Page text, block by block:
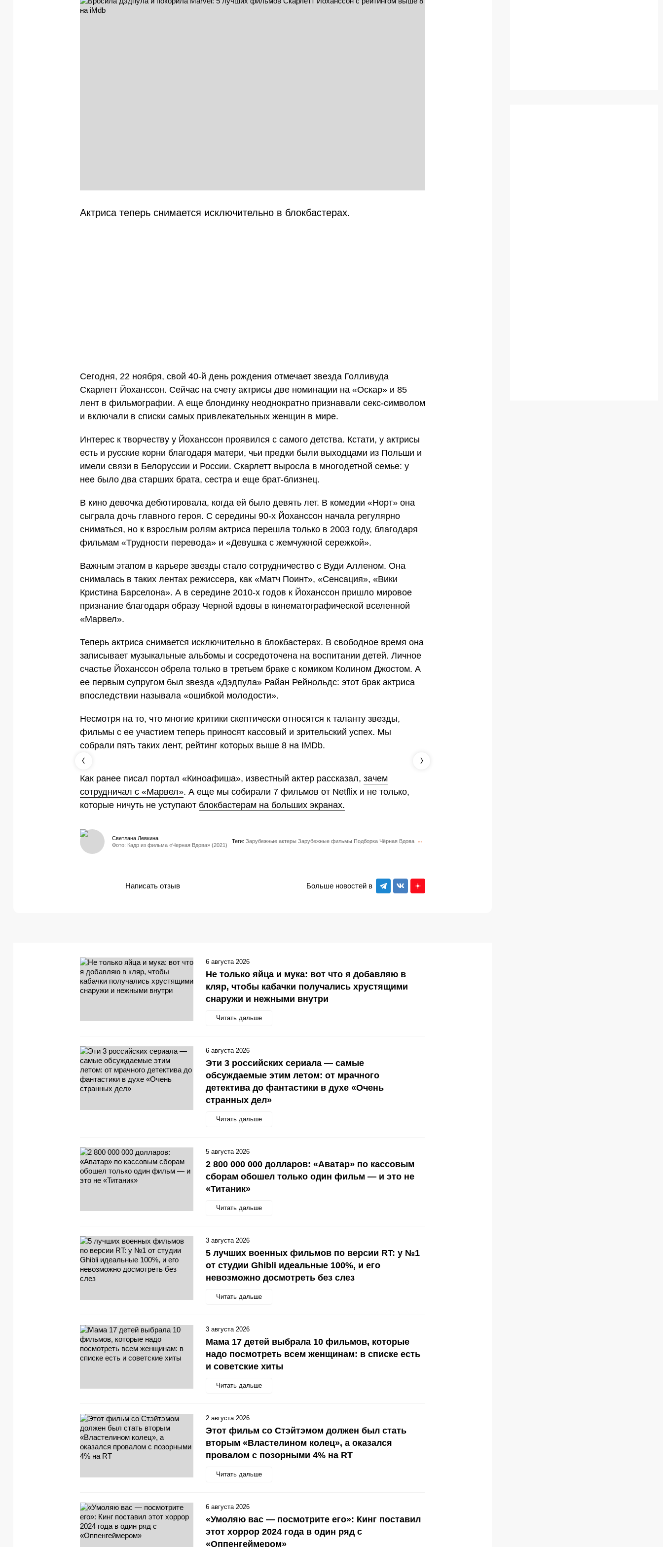
Актриса теперь снимается исключительно в блокбастерах.
Сегодня, 22 ноября, свой 40-й день рождения отмечает звезда Голливуда
Скарлетт Йоханссон. Сейчас на счету актрисы две номинации на «Оскар» и 85
лент в фильмографии. А еще блондинку неоднократно признавали секс-символом
и включали в списки самых привлекательных женщин в мире.
Интерес к творчеству у Йоханссон проявился с самого детства. Кстати, у актрисы
есть и русские корни благодаря матери, чьи предки были выходцами из Польши и
имели связи в Белоруссии и России. Скарлетт выросла в многодетной семье: у
нее было два старших брата, сестра и еще брат-близнец.
В кино девочка дебютировала, когда ей было девять лет. В комедии «Норт» она
сыграла дочь главного героя. С середины 90-х Йоханссон начала регулярно
сниматься, но к взрослым ролям актриса перешла только в 2003 году, благодаря
фильмам «Трудности перевода» и «Девушка с жемчужной сережкой».
Важным этапом в карьере звезды стало сотрудничество с Вуди Алленом. Она
снималась в таких лентах режиссера, как «Матч Поинт», «Сенсация», «Вики
Кристина Барселона». А в середине 2010-х годов к Йоханссон пришло мировое
признание благодаря образу Черной вдовы в кинематографической вселенной
«Марвел».
Теперь актриса снимается исключительно в блокбастерах. В свободное время она
записывает музыкальные альбомы и сосредоточена на воспитании детей. Личное
счастье Йоханссон обрела только в третьем браке с комиком Колином Джостом. А
ее первым супругом был звезда «Дэдпула» Райан Рейнольдс: этот брак актриса
впоследствии называла «ошибкой молодости».
Несмотря на то, что многие критики скептически относятся к таланту звезды,
фильмы с ее участием теперь приносят кассовый и зрительский успех. Мы
собрали пять таких лент, рейтинг которых выше 8 на IMDb.
Как ранее писал портал «Киноафиша», известный актер рассказал, зачем
сотрудничал с «Марвел». А еще мы собирали 7 фильмов от Netflix и не только,
которые ничуть не уступают блокбастерам на больших экранах.
Фото: Кадр из фильма «Черная Вдова» (2021)
Светлана Левкина
Теги: Зарубежные актеры Зарубежные фильмы Подборка Чёрная Вдова
Больше новостей в
Написать отзыв
Не только яйца и мука: вот что я добавляю в
кляр, чтобы кабачки получались хрустящими
снаружи и нежными внутри
Читать дальше
6 августа 2026
Эти 3 российских сериала — самые
обсуждаемые этим летом: от мрачного
детектива до фантастики в духе «Очень
странных дел»
Читать дальше
6 августа 2026
2 800 000 000 долларов: «Аватар» по кассовым
сборам обошел только один фильм — и это не
«Титаник»
Читать дальше
5 августа 2026
5 лучших военных фильмов по версии RT: у №1
от студии Ghibli идеальные 100%, и его
невозможно досмотреть без слез
Читать дальше
3 августа 2026
Мама 17 детей выбрала 10 фильмов, которые
надо посмотреть всем женщинам: в списке есть
и советские хиты
Читать дальше
3 августа 2026
Этот фильм со Стэйтэмом должен был стать
вторым «Властелином колец», а оказался
провалом с позорными 4% на RT
Читать дальше
2 августа 2026
«Умоляю вас — посмотрите его»: Кинг поставил
этот хоррор 2024 года в один ряд с
«Оппенгеймером»
6 августа 2026